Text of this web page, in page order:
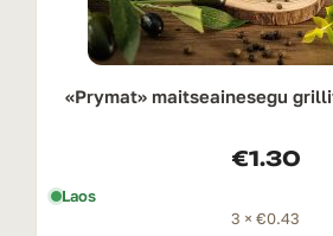
«Prymat» maitseainesegu
€1.30
Laos
3 × €0.43